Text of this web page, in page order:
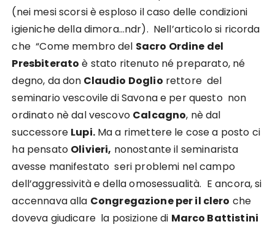
(nei mesi scorsi è esploso il caso delle condizioni
igieniche della dimora…ndr). Nell’articolo si ricorda
che “Come membro del Sacro Ordine del
Presbiterato è stato ritenuto né preparato, né
degno, da don Claudio Doglio rettore del
seminario vescovile di Savona e per questo non
ordinato nè dal vescovo Calcagno, nè dal
successore Lupi.Ma a rimettere le cose a posto ci
ha pensato Olivieri, nonostante il seminarista
avesse manifestato seri problemi nel campo
dell’aggressività e della omosessualità. E ancora, si
accennava alla Congregazione per il clero che
doveva giudicare la posizione di Marco Battistini